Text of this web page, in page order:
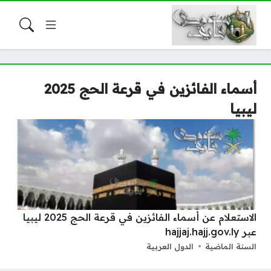
أسماء الفائزين في قرعة الحج 2025
ليبيا
الاستعلام عن أسماء الفائزين في قرعة الحج 2025 ليبيا
عبر hajjaj.hajj.gov.ly
السنة الماضية الدول العربية